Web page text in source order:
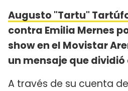
Augusto "Tartu"
contra Emilia Mernes
show en el Movistar
un mensaje que dividió
A través de su cuenta